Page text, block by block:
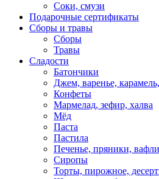
Соки, смузи
Подарочные сертификаты
Сборы и травы
Сборы
Травы
Сладости
Батончики
Джем, варенье,
Конфеты
Мармелад, зефир, халва
Мёд
Паста
Пастила
Печенье, пряники,
Сиропы
Торты, пирожное,